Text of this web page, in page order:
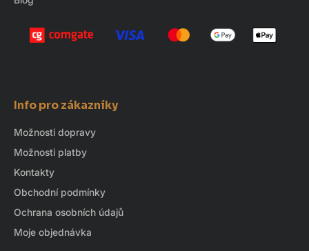
Info pro zákazníky
Možnosti dopravy
Možnosti platby
Kontakty
Obchodní podmínky
Ochrana osobních údajů
Moje objednávka